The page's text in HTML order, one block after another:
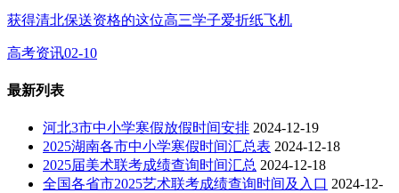
获得清北保送资格的这位高三学子爱折纸飞机
高考资讯02-10
最新列表
河北3市中小学寒假放假时间安排 2024-12-19
2025湖南各市中小学寒假时间汇总表 2024-12-18
2025届美术联考成绩查询时间汇总 2024-12-18
全国各省市2025艺术联考成绩查询时间及入口 2024-12-